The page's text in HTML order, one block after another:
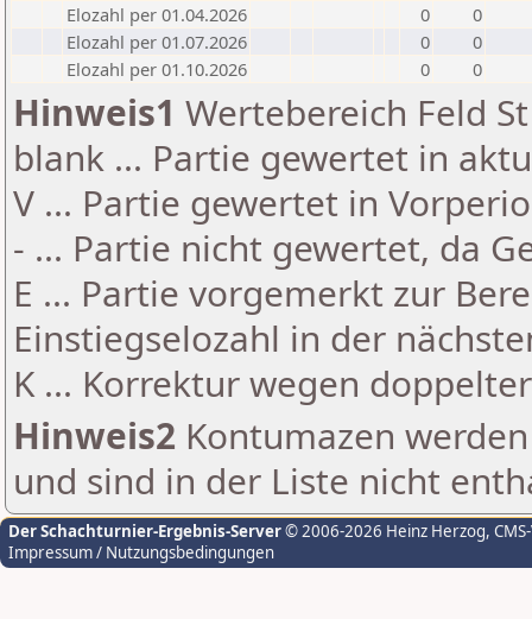
Elozahl per 01.04.2026
0
0
Elozahl per 01.07.2026
0
0
Elozahl per 01.10.2026
0 0
Hinweis1 Wertebereich Feld
blank ... Partie gewertet in
V ... Partie gewertet in
- ... Partie nicht gewertet, da
E ... Partie vorgemerkt zur
Einstiegselozahl in der
K ... Korrektur wegen
Hinweis2 Kontumazen
und sind in der Liste nicht
Der Schachturnier-Ergebnis-Server© 2006-2026 Heinz Herzog,
Impressum / Nutzungsbedingungen